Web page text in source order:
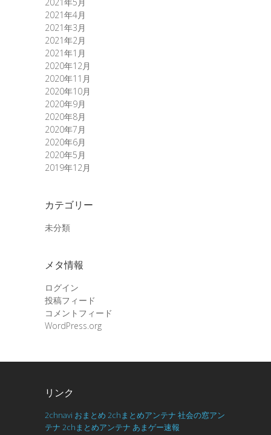
2021年4月
2021年3月
2021年2月
2021年1月
2020年12月
2020年11月
2020年10月
2020年9月
2020年8月
2020年7月
2020年6月
2020年5月
2019年12月
カテゴリー
未分類
メタ情報
ログイン
投稿フィード
コメントフィード
WordPress.org
リンク
2chnavi おまとめ 2chまとめアンテナ 社会の窓アン
テナ 2chまとめアンテナ あまゲー速報